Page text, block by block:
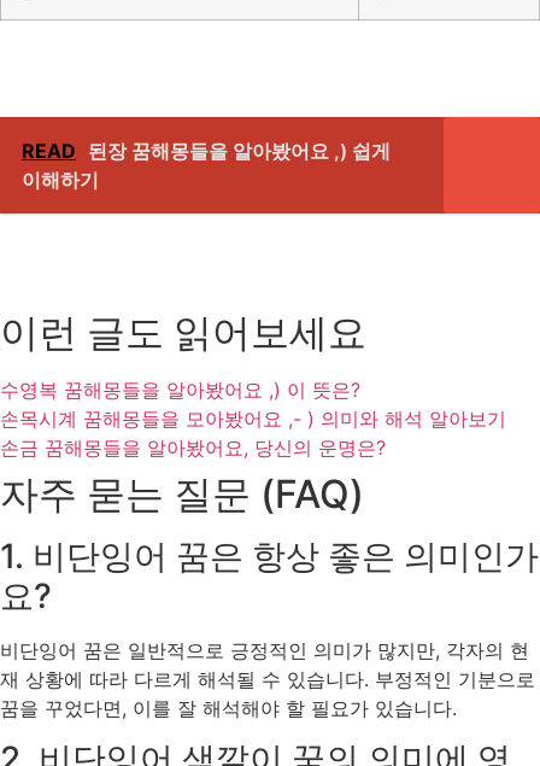
READ 된장 꿈해몽들을 알아봤어요 ,) 쉽게
이해하기
이런 글도 읽어보세요
수영복 꿈해몽들을 알아봤어요 ,) 이 뜻은?
손목시계 꿈해몽들을 모아봤어요 ,- ) 의미와 해석 알아보기
손금 꿈해몽들을 알아봤어요, 당신의 운명은?
자주 묻는 질문 (FAQ)
1. 비단잉어 꿈은 항상 좋은 의미인가
요?
비단잉어 꿈은 일반적으로 긍정적인 의미가 많지만, 각자의 현
재 상황에 따라 다르게 해석될 수 있습니다. 부정적인 기분으로
꿈을 꾸었다면, 이를 잘 해석해야 할 필요가 있습니다.